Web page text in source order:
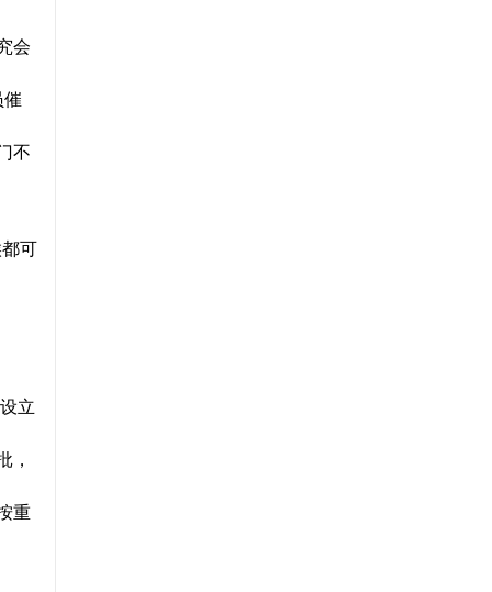
会
催
不
可
立
，
重